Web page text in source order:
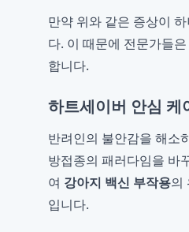
만약 위와 같은 증상이
다. 이 때문에 전문가들
합니다.
하트세이버 안심 케
반려인의 불안감을 해소
방접종의 패러다임을 바
여 강아지 백신 부작용의
입니다.